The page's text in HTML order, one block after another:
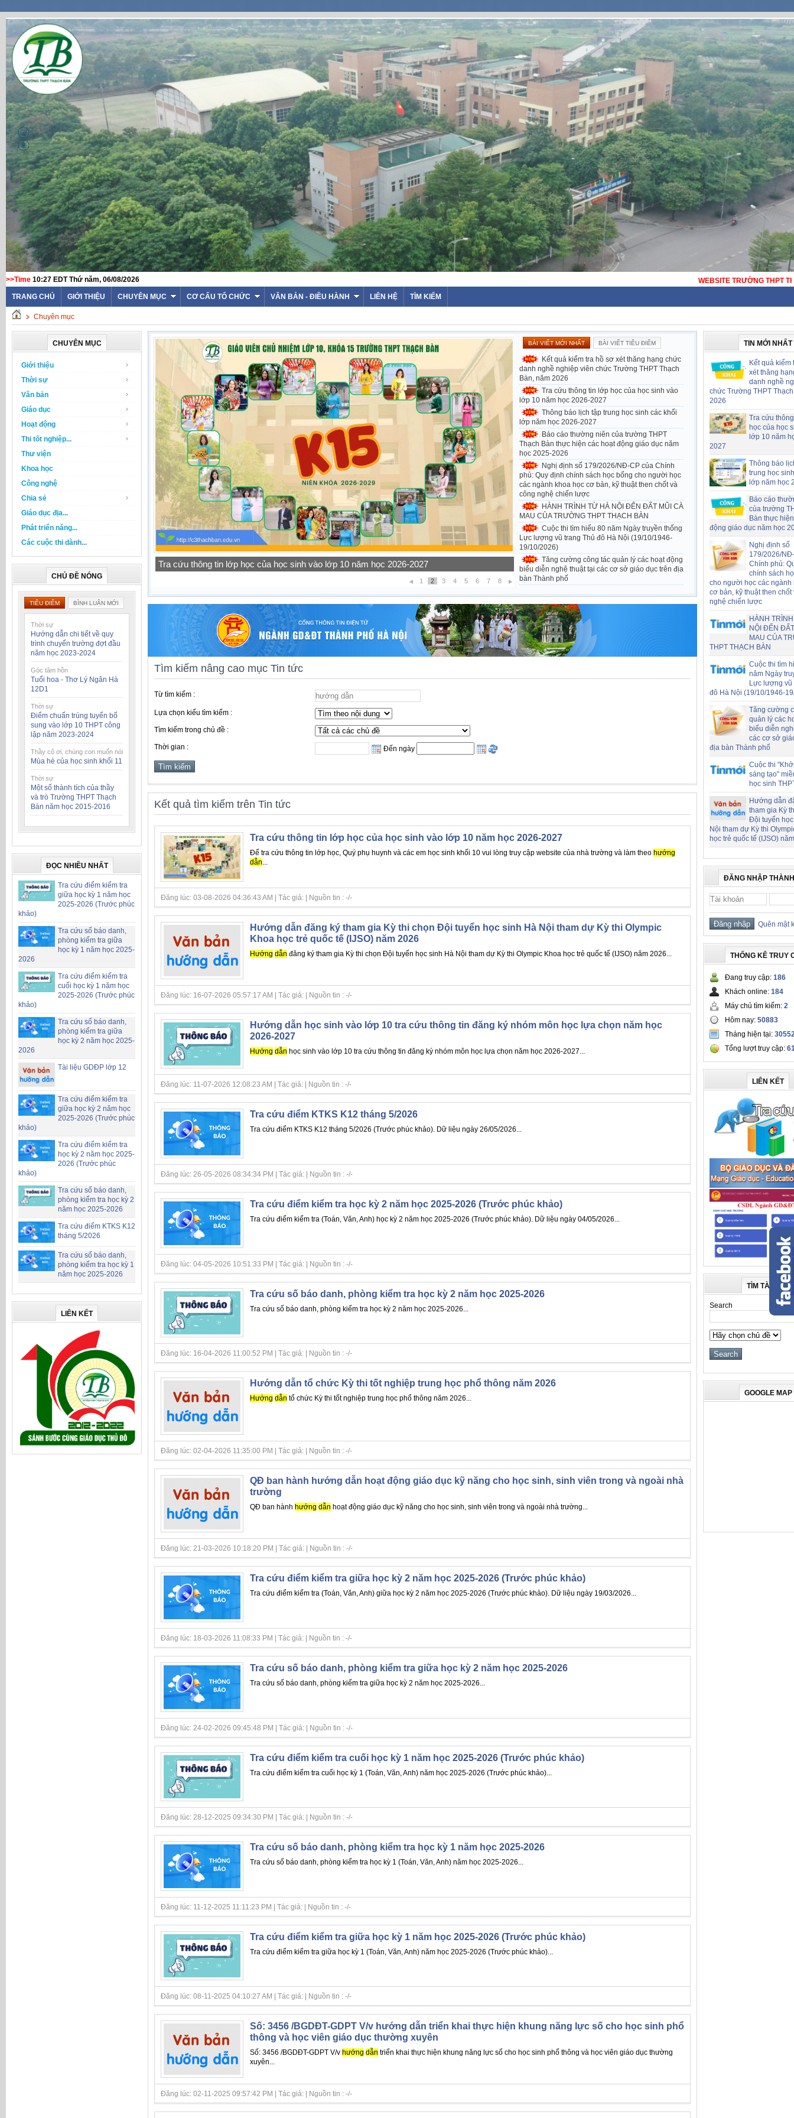
>>Time 10:27 EDT Thứ năm, 06/08/2026
WEBSITE TRƯỜNG THPT THẠCH BÀN - HÀ NỘI -
TRANG CHỦ
GIỚI THIỆU CHUYÊN MỤC CƠ CẤU TỔ CHỨC VĂN BẢN - ĐIỀU HÀNH LIÊN HỆ TÌM KIẾM
Chuyên mục
CHUYÊN MỤC
Giới thiệu
Thời sự
Văn bản
Giáo dục
Hoạt động
Thi tốt nghiệp...
Thư viện
Khoa học
Công nghệ
Chia sẻ
Giáo dục địa...
Phát triển năng...
Các cuộc thi dành...
CHỦ ĐỀ NÓNG
TIÊU ĐIỂM BÌNH LUẬN MỚI
Thời sự
Hướng dẫn chi tiết về quy
trình chuyển trường đợt đầu
năm học 2023-2024
Góc tâm hồn
Tuổi hoa - Thơ Lý Ngân Hà
12D1
Thời sự
Điểm chuẩn trúng tuyển bổ
sung vào lớp 10 THPT công
lập năm 2023-2024
Thầy cô ơi, chúng con muốn nói
Mùa hè của học sinh khối 11
Thời sự
Một số thành tích của thầy
và trò Trường THPT Thạch
Bàn năm học 2015-2016
ĐỌC NHIỀU NHẤT
Tra cứu điểm kiểm tra
giữa học kỳ 1 năm học
2025-2026 (Trước phúc
khảo)
Tra cứu số báo danh,
phòng kiểm tra giữa
học kỳ 1 năm học 2025-
2026
Tra cứu điểm kiểm tra
cuối học kỳ 1 năm học
2025-2026 (Trước phúc
khảo)
Tra cứu số báo danh,
phòng kiểm tra giữa
học kỳ 2 năm học 2025-
2026
Tài liệu GDĐP lớp 12
Tra cứu điểm kiểm tra
giữa học kỳ 2 năm học
2025-2026 (Trước phúc
khảo)
Tra cứu điểm kiểm tra
học kỳ 2 năm học 2025-
2026 (Trước phúc
khảo)
Tra cứu số báo danh,
phòng kiểm tra học kỳ 2
năm học 2025-2026
Tra cứu điểm KTKS K12
tháng 5/2026
Tra cứu số báo danh,
phòng kiểm tra học kỳ 1
năm học 2025-2026
LIÊN KẾT
Thông báo lịch tập trung học sinh các khối lớp năm học 2026-2027
1 2 3 4 5 6 7 8
BÀI VIẾT MỚI NHẤT BÀI VIẾT TIÊU ĐIỂM
Kết quả kiểm tra hồ sơ xét thăng hạng chức
danh nghề nghiệp viên chức Trường THPT Thạch
Bàn, năm 2026
Tra cứu thông tin lớp học của học sinh vào
lớp 10 năm học 2026-2027
Thông báo lịch tập trung học sinh các khối
lớp năm học 2026-2027
Báo cáo thường niên của trường THPT
Thạch Bàn thực hiện các hoạt động giáo dục năm
học 2025-2026
Nghị định số 179/2026/NĐ-CP của Chính
phủ: Quy định chính sách học bổng cho người học
các ngành khoa học cơ bản, kỹ thuật then chốt và
công nghệ chiến lược
HÀNH TRÌNH TỪ HÀ NỘI ĐẾN ĐẤT MŨI CÀ
MAU CỦA TRƯỜNG THPT THẠCH BÀN
Cuộc thi tìm hiểu 80 năm Ngày truyền thống
Lực lượng vũ trang Thủ đô Hà Nội (19/10/1946-
19/10/2026)
Tăng cường công tác quản lý các hoạt động
biểu diễn nghệ thuật tại các cơ sở giáo dục trên địa
bàn Thành phố
Tìm kiếm nâng cao mục Tin tức
Từ tìm kiếm :
Lựa chọn kiểu tìm kiếm :
Tìm kiếm trong chủ đề :
Thời gian : Đến ngày
Kết quả tìm kiếm trên Tin tức
Tra cứu thông tin lớp học của học sinh vào lớp 10 năm học 2026-2027
Để tra cứu thông tin lớp học, Quý phụ huynh và các em học sinh khối 10 vui lòng truy cập website của nhà trường và làm theo hướng
dẫn
Đăng lúc: 03-08-2026 04:36:43 AM | Tác giả: | Nguồn tin : -/-
Hướng dẫn đăng ký tham gia Kỳ thi chọn Đội tuyển học sinh Hà Nội tham dự Kỳ thi Olympic
Khoa học trẻ quốc tế (IJSO) năm 2026
Hướng dẫn đăng ký tham gia Kỳ thi chọn Đội tuyển học sinh Hà Nội tham dự Kỳ thi Olympic Khoa học trẻ quốc tế (IJSO) năm 2026...
Đăng lúc: 16-07-2026 05:57:17 AM | Tác giả: | Nguồn tin : -/-
Hướng dẫn học sinh vào lớp 10 tra cứu thông tin đăng ký nhóm môn học lựa chọn năm học
2026-2027
Hướng dẫn học sinh vào lớp 10 tra cứu thông tin đăng ký nhóm môn học lựa chọn năm học 2026-2027...
Đăng lúc: 11-07-2026 12:08:23 AM | Tác giả: | Nguồn tin : -/-
Tra cứu điểm KTKS K12 tháng 5/2026
Tra cứu điểm KTKS K12 tháng 5/2026 (Trước phúc khảo). Dữ liệu ngày 26/05/2026...
Đăng lúc: 26-05-2026 08:34:34 PM | Tác giả: | Nguồn tin : -/-
Tra cứu điểm kiểm tra học kỳ 2 năm học 2025-2026 (Trước phúc khảo)
Tra cứu điểm kiểm tra (Toán, Văn, Anh) học kỳ 2 năm học 2025-2026 (Trước phúc khảo). Dữ liệu ngày 04/05/2026...
Đăng lúc: 04-05-2026 10:51:33 PM | Tác giả: | Nguồn tin : -/-
Tra cứu số báo danh, phòng kiểm tra học kỳ 2 năm học 2025-2026
Tra cứu số báo danh, phòng kiểm tra học kỳ 2 năm học 2025-2026...
Đăng lúc: 16-04-2026 11:00:52 PM | Tác giả: | Nguồn tin : -/-
Hướng dẫn tổ chức Kỳ thi tốt nghiệp trung học phổ thông năm 2026
Hướng dẫn tổ chức Kỳ thi tốt nghiệp trung học phổ thông năm 2026...
Đăng lúc: 02-04-2026 11:35:00 PM | Tác giả: | Nguồn tin : -/-
QĐ ban hành hướng dẫn hoạt động giáo dục kỹ năng cho học sinh, sinh viên trong và ngoài nhà
trường
QĐ ban hành hướng dẫn hoạt động giáo dục kỹ năng cho học sinh, sinh viên trong và ngoài nhà trường...
Đăng lúc: 21-03-2026 10:18:20 PM | Tác giả: | Nguồn tin : -/-
Tra cứu điểm kiểm tra giữa học kỳ 2 năm học 2025-2026 (Trước phúc khảo)
Tra cứu điểm kiểm tra (Toán, Văn, Anh) giữa học kỳ 2 năm học 2025-2026 (Trước phúc khảo). Dữ liệu ngày 19/03/2026...
Đăng lúc: 18-03-2026 11:08:33 PM | Tác giả: | Nguồn tin : -/-
Tra cứu số báo danh, phòng kiểm tra giữa học kỳ 2 năm học 2025-2026
Tra cứu số báo danh, phòng kiểm tra giữa học kỳ 2 năm học 2025-2026...
Đăng lúc: 24-02-2026 09:45:48 PM | Tác giả: | Nguồn tin : -/-
Tra cứu điểm kiểm tra cuối học kỳ 1 năm học 2025-2026 (Trước phúc khảo)
Tra cứu điểm kiểm tra cuối học kỳ 1 (Toán, Văn, Anh) năm học 2025-2026 (Trước phúc khảo)...
Đăng lúc: 28-12-2025 09:34:30 PM | Tác giả: | Nguồn tin : -/-
Tra cứu số báo danh, phòng kiểm tra học kỳ 1 năm học 2025-2026
Tra cứu số báo danh, phòng kiểm tra học kỳ 1 (Toán, Văn, Anh) năm học 2025-2026...
Đăng lúc: 11-12-2025 11:11:23 PM | Tác giả: | Nguồn tin : -/-
Tra cứu điểm kiểm tra giữa học kỳ 1 năm học 2025-2026 (Trước phúc khảo)
Tra cứu điểm kiểm tra giữa học kỳ 1 (Toán, Văn, Anh) năm học 2025-2026 (Trước phúc khảo)...
Đăng lúc: 08-11-2025 04:10:27 AM | Tác giả: | Nguồn tin : -/-
Số: 3456 /BGDĐT-GDPT V/v hướng dẫn triển khai thực hiện khung năng lực số cho học sinh phổ
thông và học viên giáo dục thường xuyên
Số: 3456 /BGDĐT-GDPT V/v hướng dẫn triển khai thực hiện khung năng lực số cho học sinh phổ thông và học viên giáo dục thường
xuyên...
Đăng lúc: 02-11-2025 09:57:42 PM | Tác giả: | Nguồn tin : -/-
TIN MỚI NHẤT
Kết quả kiểm
xét thăng
danh nghề
chức Trường THPT
2026
Tra cứu
học của học
lớp 10 năm
2027
Thông báo
trung học
lớp năm học
Báo cáo
của trường
Bàn thực
động giáo dục năm học
Nghị định số
179/2026/
Chính phủ:
chính sách
cho người học các ngành
cơ bản, kỹ thuật then chốt
nghệ chiến lược
HÀNH
NỘI ĐẾN
MAU CỦA
THPT THẠCH BÀN
Cuộc thi tìm
năm Ngày
Lực lượng vũ
đô Hà Nội (19/10/1946-
Tăng cường
quản lý các
biểu diễn
các cơ sở
địa bàn Thành phố
Cuộc thi
sáng tạo"
học sinh
Hướng dẫn
tham gia Kỳ
Đội tuyển
Nội tham dự Kỳ thi
học trẻ quốc tế (IJSO)
ĐĂNG NHẬP
Quên mật
THỐNG KÊ TRUY
Đang truy cập: 186
Khách online: 184
Máy chủ tìm kiếm: 2
Hôm nay: 50883
Tháng hiện tại:
Tổng lượt truy cập:
LIÊN KẾT
TÌM TÀI LIỆU
Search
GOOGLE MAP